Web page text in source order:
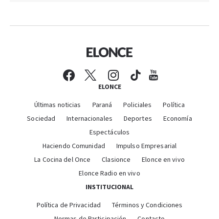
ELONCE
Últimas noticias Paraná Policiales
Política
Sociedad
Internacionales Deportes
Economía
Espectáculos
Haciendo Comunidad
Impulso Empresarial
La Cocina del Once
Clasionce
Elonce en vivo
Elonce Radio en vivo
INSTITUCIONAL
Política de Privacidad
Términos y Condiciones